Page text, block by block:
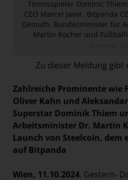
Österreichische Post AG
Paradies Garten
The Companion
The Hoxton
Unibail-Rodamco-Westfield
Vöslauer
Tennisspieler Dominic
CEO Marcel Javor, Bitpanda
Demuth, Bundesminister für
Martin Kocher und
Zu dieser Meldung gibt
Zahlreiche Prominente wie
Oliver Kahn und
Superstar Dominik Thiem
Arbeitsminister Dr. Martin
Launch von Steelcoin, dem
auf Bitpanda
Wien, 11.10.2024. Gestern-